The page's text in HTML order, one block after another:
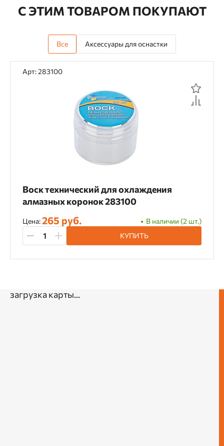
С ЭТИМ ТОВАРОМ ПОКУПАЮТ
Все Аксессуары для оснастки
Арт: 283100
Воск технический для охлаждения
алмазных коронок 283100
Цена:265 руб.
В наличии (2 шт.)
КУПИТЬ
загрузка карты...